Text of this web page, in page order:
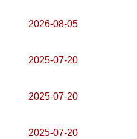
2026-08-05
2025-07-20
2025-07-20
2025-07-20